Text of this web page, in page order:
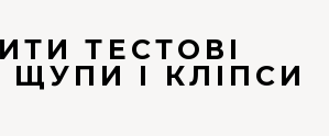
ТЕСТОВІ
І КЛІПСИ